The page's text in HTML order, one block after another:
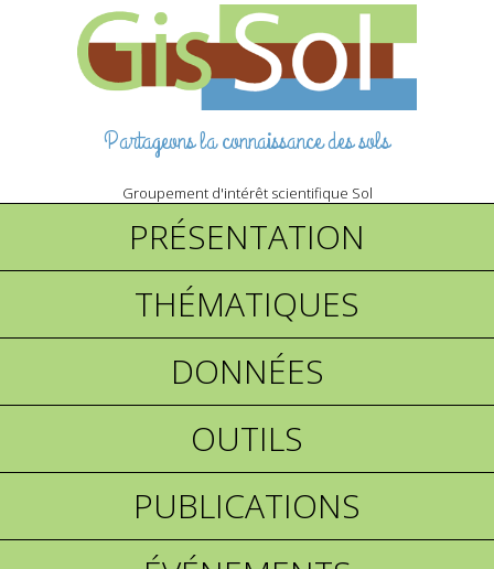
Partageons la connaissance des sols
Groupement d'intérêt scientifique Sol
PRÉSENTATION
THÉMATIQUES
DONNÉES
OUTILS
PUBLICATIONS